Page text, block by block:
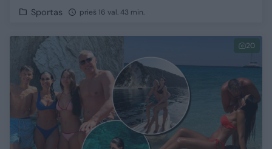
Sportas prieš 16 val. 43 min.
20